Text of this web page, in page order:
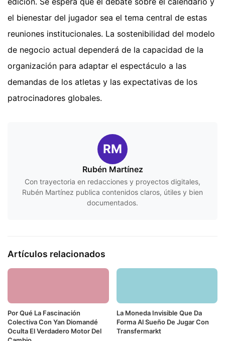
el bienestar del jugador sea el tema central de estas
reuniones institucionales. La sostenibilidad del modelo
de negocio actual dependerá de la capacidad de la
organización para adaptar el espectáculo a las
demandas de los atletas y las expectativas de los
patrocinadores globales.
RM
Rubén Martínez
Con trayectoria en redacciones y proyectos digitales,
Rubén Martínez publica contenidos claros, útiles y bien
documentados.
Artículos relacionados
Por Qué La Fascinación
Colectiva Con Yan Diomandé
Oculta El Verdadero Motor Del
La Moneda Invisible Que Da
Forma Al Sueño De Jugar Con
Transfermarkt